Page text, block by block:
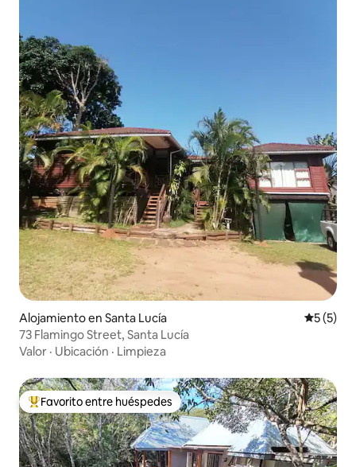
Alojamiento en Santa Lucía
5 (5)
73 Flamingo Street, Santa Lucía
Valor · Ubicación · Limpieza
Favorito entre los huéspedes más destacados
Favorito entre huéspedes